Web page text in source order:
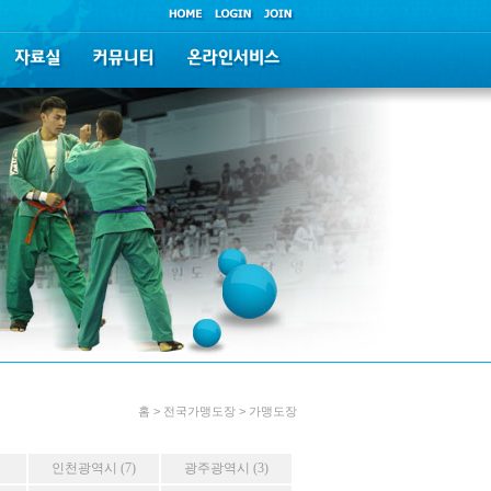
홈 > 전국가맹도장 > 가맹도장
인천광역시 (7) 광주광역시 (3)